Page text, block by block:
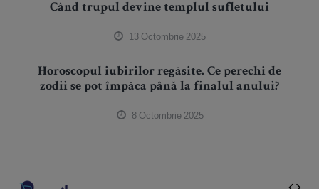
Când trupul devine templul sufletului
13 Octombrie 2025
Horoscopul iubirilor regăsite. Ce perechi de
zodii se pot împăca până la finalul anului?
8 Octombrie 2025